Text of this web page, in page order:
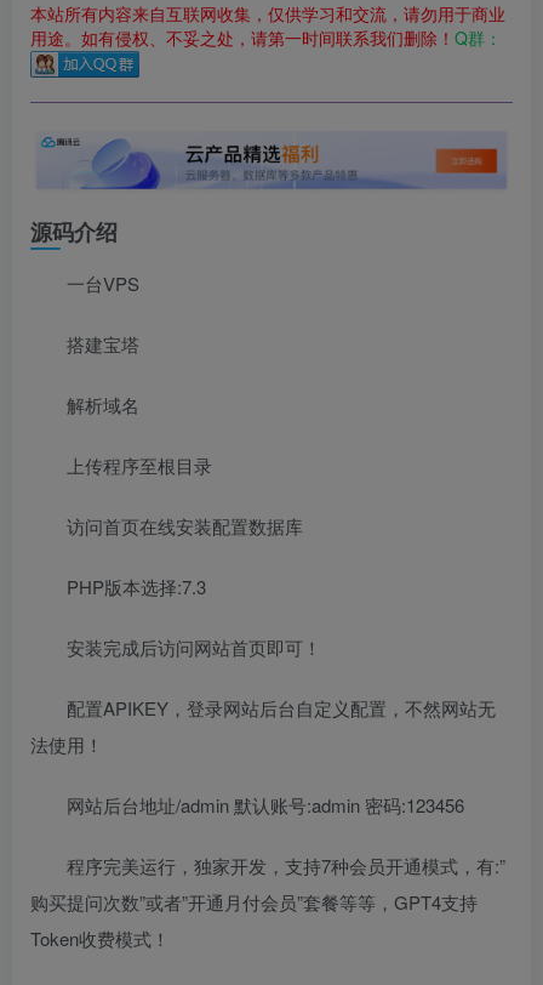
本站所有内容来自互联网收集，仅供学习和交流，请勿用于商业
用途。如有侵权、不妥之处，请第一时间联系我们删除！ Q群：
源码介绍
一台VPS
搭建宝塔
解析域名
上传程序至根目录
访问首页在线安装配置数据库
PHP版本选择:7.3
安装完成后访问网站首页即可！
配置APIKEY，登录网站后台自定义配置，不然网站无
法使用！
网站后台地址/admin 默认账号:admin 密码:123456
程序完美运行，独家开发，支持7种会员开通模式，有:”
购买提问次数”或者”开通月付会员”套餐等等，GPT4支持
Token收费模式！